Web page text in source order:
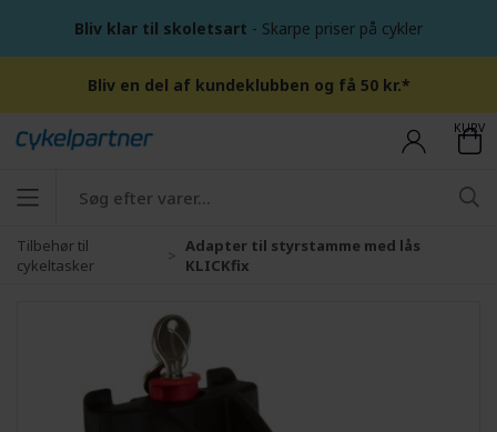
Bliv klar til skoletsart - Skarpe priser på cykler
Bliv en del af kundeklubben og få 50 kr.*
KURV
Tilbehør til
cykeltasker
Adapter til styrstamme med lås
KLICKfix